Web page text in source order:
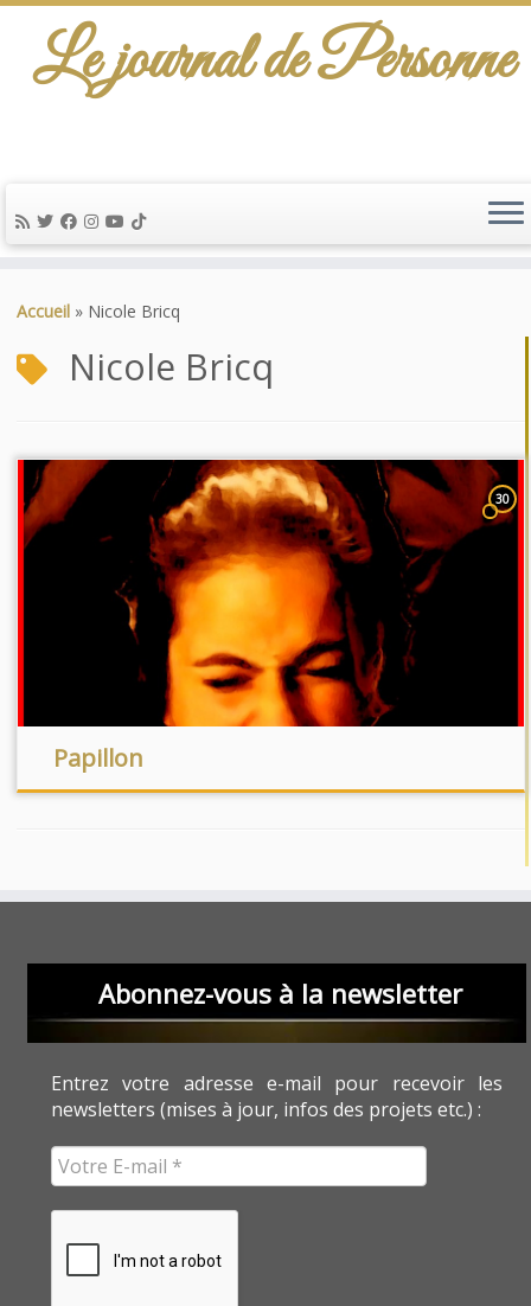
au
Le journal de Personne
Accueil » Nicole Bricq
Nicole Bricq
30
Papillon
Abonnez-vous à la newsletter
Entrez votre adresse e-mail pour recevoir les
newsletters (mises à jour, infos des projets etc.) :